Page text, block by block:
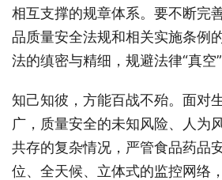
相互支撑的规章体系。要不断完
品质量安全法规和相关实施条例
法的缜密与精细，规避法律“真空”
知己知彼，方能百战不殆。面对
广，质量安全的未知风险、人为
共存的复杂情况，严管食品药品
位、全天候、立体式的监控网络